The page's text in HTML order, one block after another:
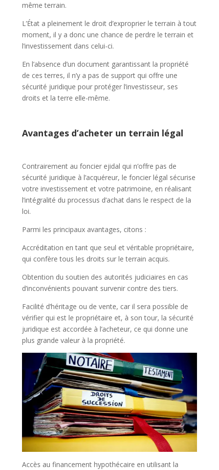
même terrain.
L’État a pleinement le droit d’exproprier le terrain à tout
moment, il y a donc une chance de perdre le terrain et
l’investissement dans celui-ci.
En l’absence d’un document garantissant la propriété
de ces terres, il n’y a pas de support qui offre une
sécurité juridique pour protéger l’investisseur, ses
droits et la terre elle-même.
Avantages d’acheter un terrain légal
Contrairement au foncier ejidal qui n’offre pas de
sécurité juridique à l’acquéreur, le foncier légal sécurise
votre investissement et votre patrimoine, en réalisant
l’intégralité du processus d’achat dans le respect de la
loi.
Parmi les principaux avantages, citons :
Accréditation en tant que seul et véritable propriétaire,
qui confère tous les droits sur le terrain acquis.
Obtention du soutien des autorités judiciaires en cas
d’inconvénients pouvant survenir contre des tiers.
Facilité d’héritage ou de vente, car il sera possible de
vérifier qui est le propriétaire et, à son tour, la sécurité
juridique est accordée à l’acheteur, ce qui donne une
plus grande valeur à la propriété.
Accès au financement hypothécaire en utilisant la